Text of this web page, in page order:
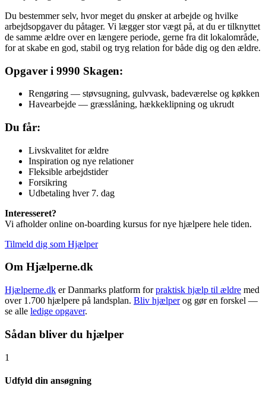
Du bestemmer selv, hvor meget du ønsker at arbejde og hvilke
arbejdsopgaver du påtager. Vi lægger stor vægt på, at du er tilknyttet
de samme ældre over en længere periode, gerne fra dit lokalområde,
for at skabe en god, stabil og tryg relation for både dig og den ældre.
Opgaver i 9990 Skagen:
Rengøring — støvsugning, gulvvask, badeværelse og køkken
Havearbejde — græsslåning, hækkeklipning og ukrudt
Du får:
Livskvalitet for ældre
Inspiration og nye relationer
Fleksible arbejdstider
Forsikring
Udbetaling hver 7. dag
Interesseret?
Vi afholder online on-boarding kursus for nye hjælpere hele tiden.
Tilmeld dig som Hjælper
Om Hjælperne.dk
Hjælperne.dk er Danmarks platform forpraktisk hjælp til ældre med
over 1.700 hjælpere på landsplan. Bliv hjælperog gør en forskel —
se alle ledige opgaver.
Sådan bliver du hjælper
1
Udfyld din ansøgning